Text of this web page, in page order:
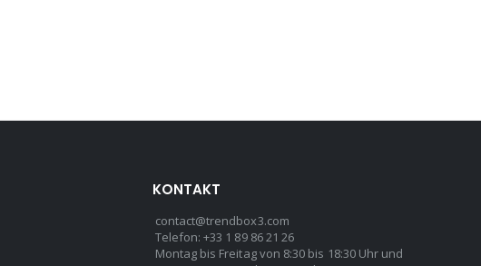
KONTAKT
contact@trendbox3.com
Telefon: +33 1 89 86 21 26
Montag bis Freitag von 8:30 bis 18:30 Uhr und